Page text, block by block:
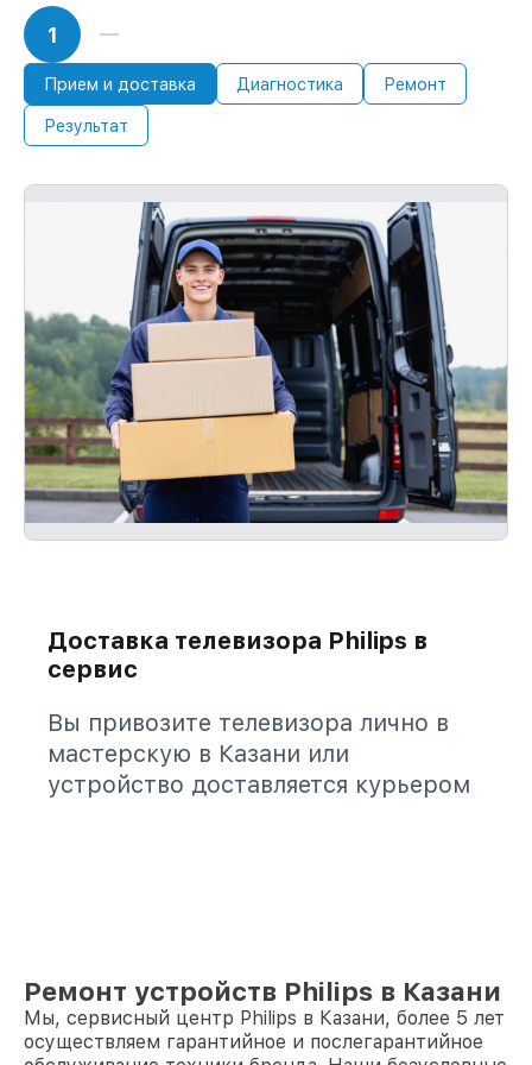
1
Прием и доставка Диагностика Ремонт
Результат
Доставка телевизора Philips в
сервис
Вы привозите телевизора лично в
мастерскую в Казани или
устройство доставляется курьером
Ремонт устройств Philips в Казани
Мы, сервисный центр Philips в Казани, более 5 лет
осуществляем гарантийное и послегарантийное